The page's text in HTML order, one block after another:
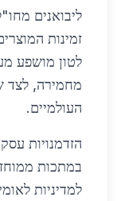
ליבואנים
לטון מושפע
מחמירה, לצד
העולמיים.
הזדמנויות
במתכות
למדיניות